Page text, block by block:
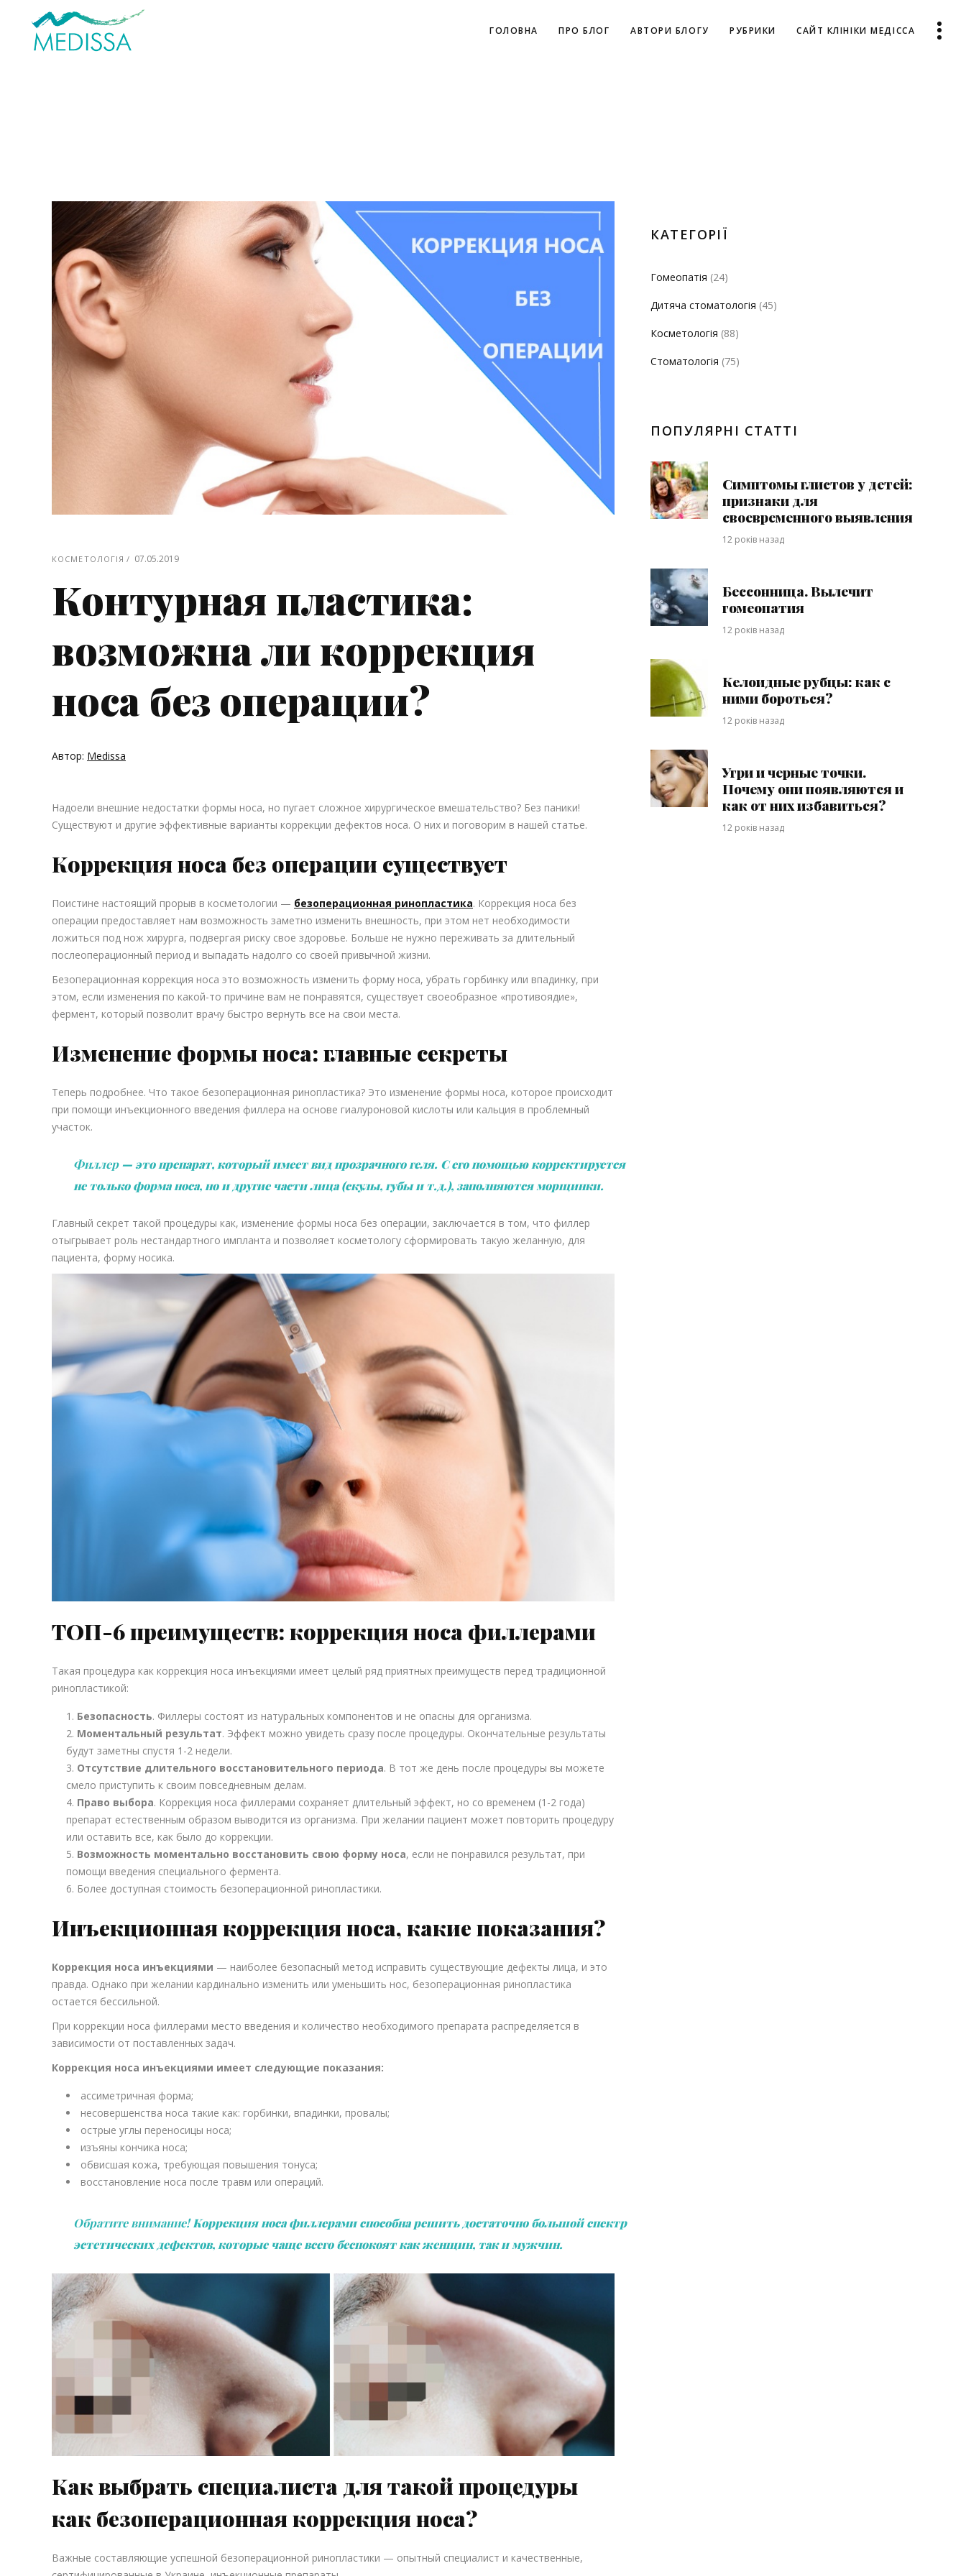
ГОЛОВНА ПРО БЛОГ АВТОРИ БЛОГУ РУБРИКИ САЙТ КЛІНІКИ МЕДІССА
КОСМЕТОЛОГІЯ 07.05.2019
Контурная пластика:
возможна ли коррекция
носа без операции?
Автор: Medissa
Надоели внешние недостатки формы носа, но пугает сложное хирургическое вмешательство? Без паники!
Существуют и другие эффективные варианты коррекции дефектов носа. О них и поговорим в нашей статье.
Коррекция носа без операции существует
Поистине настоящий прорыв в косметологии — безоперационная ринопластика. Коррекция носа без
операции предоставляет нам возможность заметно изменить внешность, при этом нет необходимости
ложиться под нож хирурга, подвергая риску свое здоровье. Больше не нужно переживать за длительный
послеоперационный период и выпадать надолго со своей привычной жизни.
Безоперационная коррекция носа это возможность изменить форму носа, убрать горбинку или впадинку, при
этом, если изменения по какой-то причине вам не понравятся, существует своеобразное «противоядие»,
фермент, который позволит врачу быстро вернуть все на свои места.
Изменение формы носа: главные секреты
Теперь подробнее. Что такое безоперационная ринопластика? Это изменение формы носа, которое происходит
при помощи инъекционного введения филлера на основе гиалуроновой кислоты или кальция в проблемный
участок.
Филлер— это препарат, который имеет вид прозрачного геля. С его помощью корректируется
не только форма носа, но и другие части лица (скулы, губы и т.д.), заполняются морщинки.
Главный секрет такой процедуры как, изменение формы носа без операции, заключается в том, что филлер
отыгрывает роль нестандартного импланта и позволяет косметологу сформировать такую желанную, для
пациента, форму носика.
ТОП-6 преимуществ: коррекция носа филлерами
Такая процедура как коррекция носа инъекциями имеет целый ряд приятных преимуществ перед традиционной
ринопластикой:
Безопасность. Филлеры состоят из натуральных компонентов и не опасны для организма.
Моментальный результат. Эффект можно увидеть сразу после процедуры. Окончательные результаты
будут заметны спустя 1-2 недели.
Отсутствие длительного восстановительного периода. В тот же день после процедуры вы можете
смело приступить к своим повседневным делам.
Право выбора. Коррекция носа филлерами сохраняет длительный эффект, но со временем (1-2 года)
препарат естественным образом выводится из организма. При желании пациент может повторить процедуру
или оставить все, как было до коррекции.
Возможность моментально восстановить свою форму носа, если не понравился результат, при
помощи введения специального фермента.
Более доступная стоимость безоперационной ринопластики.
Инъекционная коррекция носа, какие показания?
Коррекция носа инъекциями — наиболее безопасный метод исправить существующие дефекты лица, и это
правда. Однако при желании кардинально изменить или уменьшить нос, безоперационная ринопластика
остается бессильной.
При коррекции носа филлерами место введения и количество необходимого препарата распределяется в
зависимости от поставленных задач.
Коррекция носа инъекциями имеет следующие показания:
ассиметричная форма;
несовершенства носа такие как: горбинки, впадинки, провалы;
острые углы переносицы носа;
изъяны кончика носа;
обвисшая кожа, требующая повышения тонуса;
восстановление носа после травм или операций.
Обратите внимание!Коррекция носа филлерами способна решить достаточно большой спектр
эстетических дефектов, которые чаще всего беспокоят как женщин, так и мужчин.
Как выбрать специалиста для такой процедуры
как безоперационная коррекция носа?
Важные составляющие успешной безоперационной ринопластики — опытный специалист и качественные,
КАТЕГОРІЇ
Гомеопатія (24)
Дитяча стоматологія (45)
Косметологія (88)
Стоматологія (75)
ПОПУЛЯРНІ СТАТТІ
Симптомы глистов у детей:
признаки для
своевременного выявления
12 років назад
Бессонница. Вылечит
гомеопатия
12 років назад
Келоидные рубцы: как с
ними бороться?
12 років назад
Угри и черные точки.
Почему они появляются и
как от них избавиться?
12 років назад